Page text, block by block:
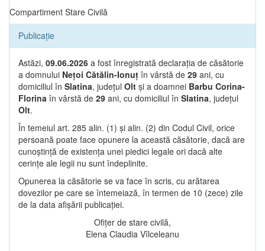
Compartiment Stare Civilă
Publicație
Astăzi, 09.06.2026 a fost înregistrată declarația de căsătorie
a domnului Nețoi Cătălin-Ionuț în vârstă de 29 ani, cu
domiciliul în Slatina, județul Olt și a doamnei Barbu Corina-
Florina în vârstă de 29 ani, cu domiciliul în Slatina, județul
Olt.
În temeiul art. 285 alin. (1) și alin. (2) din Codul Civil, orice
persoană poate face opunere la această căsătorie, dacă are
cunoștință de existența unei piedici legale ori dacă alte
cerințe ale legii nu sunt îndeplinite.
Opunerea la căsătorie se va face în scris, cu arătarea
dovezilor pe care se întemeiază, în termen de 10 (zece) zile
de la data afișării publicației.
Ofițer de stare civilă,
Elena Claudia Vîlceleanu